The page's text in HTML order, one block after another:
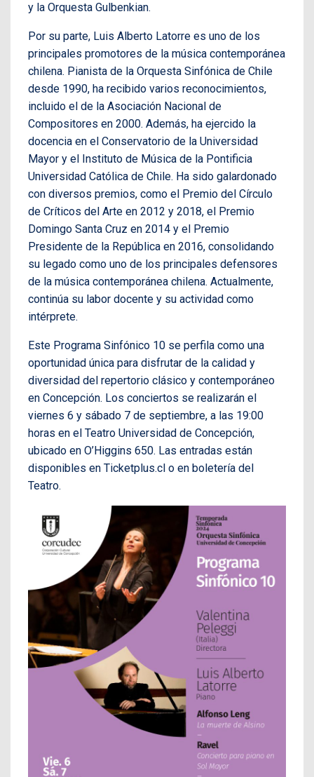
y la Orquesta Gulbenkian.
Por su parte, Luis Alberto Latorre es uno de los
principales promotores de la música contemporánea
chilena. Pianista de la Orquesta Sinfónica de Chile
desde 1990, ha recibido varios reconocimientos,
incluido el de la Asociación Nacional de
Compositores en 2000. Además, ha ejercido la
docencia en el Conservatorio de la Universidad
Mayor y el Instituto de Música de la Pontificia
Universidad Católica de Chile. Ha sido galardonado
con diversos premios, como el Premio del Círculo
de Críticos del Arte en 2012 y 2018, el Premio
Domingo Santa Cruz en 2014 y el Premio
Presidente de la República en 2016, consolidando
su legado como uno de los principales defensores
de la música contemporánea chilena. Actualmente,
continúa su labor docente y su actividad como
intérprete.
Este Programa Sinfónico 10 se perfila como una
oportunidad única para disfrutar de la calidad y
diversidad del repertorio clásico y contemporáneo
en Concepción. Los conciertos se realizarán el
viernes 6 y sábado 7 de septiembre, a las 19:00
horas en el Teatro Universidad de Concepción,
ubicado en O’Higgins 650. Las entradas están
disponibles en Ticketplus.cl o en boletería del
Teatro.